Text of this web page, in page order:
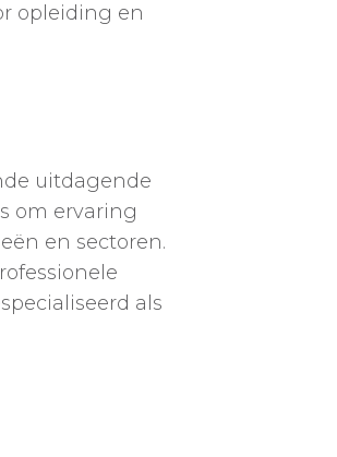
opleiding en
uitdagende
om ervaring
en sectoren.
als